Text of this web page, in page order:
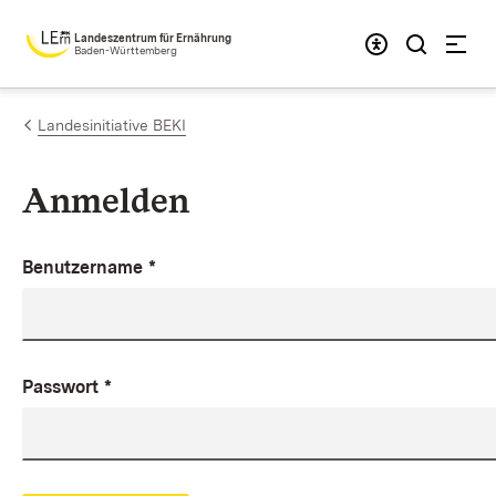
Zum Inhalt springen
Landeszentrum für Ernährung
Baden-Württemberg
Landesinitiative BEKI
Anmelden
Benutzername *
Passwort *